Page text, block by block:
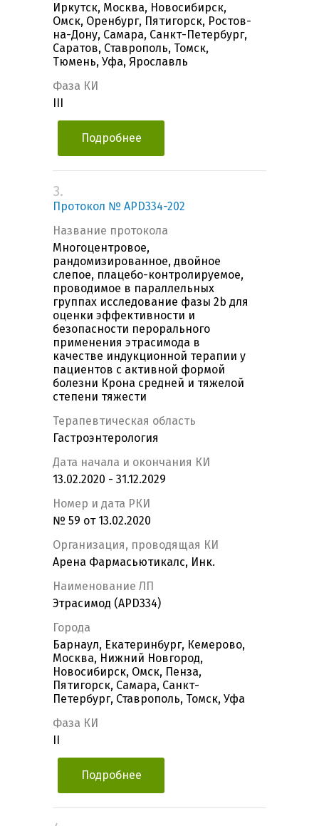
Иркутск, Москва, Новосибирск,
Омск, Оренбург, Пятигорск, Ростов-
на-Дону, Самара, Санкт-Петербург,
Саратов, Ставрополь, Томск,
Тюмень, Уфа, Ярославль
Фаза КИ
Подробнее
3.
Протокол № APD334-202
Название протокола
Многоцентровое,
рандомизированное, двойное
слепое, плацебо-контролируемое,
проводимое в параллельных
группах исследование фазы 2b для
оценки эффективности и
безопасности перорального
применения этрасимода в
качестве индукционной терапии у
пациентов с активной формой
болезни Крона средней и тяжелой
степени тяжести
Терапевтическая область
Гастроэнтерология
Дата начала и окончания КИ
13.02.2020 - 31.12.2029
Номер и дата РКИ
№ 59 от 13.02.2020
Организация, проводящая КИ
Арена Фармасьютикалс, Инк.
Наименование ЛП
Этрасимод (APD334)
Города
Барнаул, Екатеринбург, Кемерово,
Москва, Нижний Новгород,
Новосибирск, Омск, Пенза,
Пятигорск, Самара, Санкт-
Петербург, Ставрополь, Томск, Уфа
Фаза КИ
Подробнее